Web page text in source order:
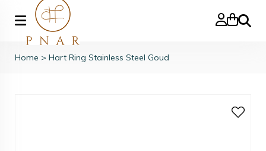
Zoeken
Home > Hart Ring Stainless Steel Goud